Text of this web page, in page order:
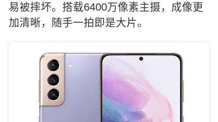
易被摔坏。搭载6400万像素主摄，成像更
加清晰，随手一拍即是大片。